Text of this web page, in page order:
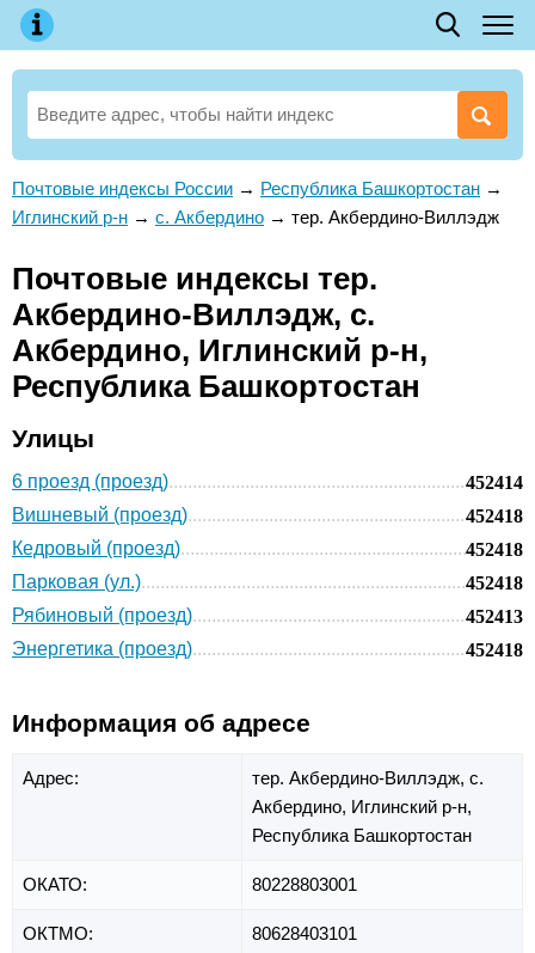
Почтовые индексы России → Республика Башкортостан →
Иглинский р-н → с. Акбердино → тер. Акбердино-Виллэдж
Почтовые индексы тер.
Акбердино-Виллэдж, с.
Акбердино, Иглинский р-н,
Республика Башкортостан
Улицы
6 проезд (проезд)
452414
Вишневый (проезд)
452418
Кедровый (проезд)
452418
Парковая (ул.)
452418
Рябиновый (проезд)
452413
Энергетика (проезд)
452418
Информация об адресе
Адрес: тер. Акбердино-Виллэдж, с.
Акбердино, Иглинский р-н,
Республика Башкортостан
ОКАТО: 80228803001
ОКТМО: 80628403101